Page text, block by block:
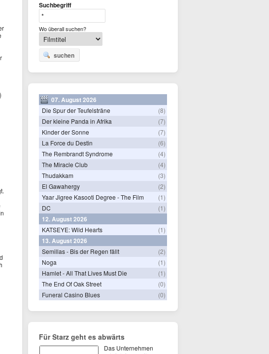
Suchbegriff
Wo überall suchen?
suchen
07. August 2026
Die Spur der Teufelsträne
(8)
Der kleine Panda in Afrika
(7)
Kinder der Sonne
(7)
La Force du Destin
(6)
The Rembrandt Syndrome
(4)
The Miracle Club
(4)
Thudakkam
(3)
El Gawahergy
(2)
Yaar Jigree Kasooti Degree - The Film
(1)
DC
(1)
12. August 2026
KATSEYE: Wild Hearts (1)
13. August 2026
Semillas - Bis der Regen fällt
(2)
Noga
(1)
Hamlet - All That Lives Must Die
(1)
The End Of Oak Street
(0)
Funeral Casino Blues
(0)
Für Starz geht es abwärts
Das Unternehmen